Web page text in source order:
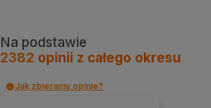
Na podstawie
2382 opinii z całego okresu
Jak zbieramy opinie?